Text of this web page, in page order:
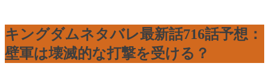
キングダムネタバレ最新話716話予想：
壁軍は壊滅的な打撃を受ける？